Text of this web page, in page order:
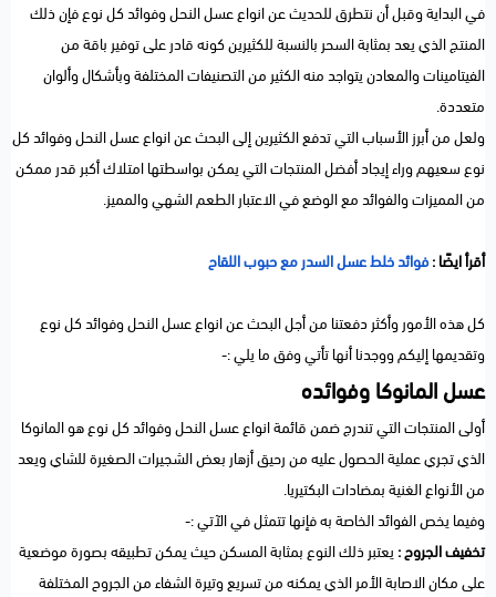
في البداية وقبل أن نتطرق للحديث عن انواع عسل النحل وفوائد كل نوع فإن ذلك
المنتج الذي يعد بمثابة السحر بالنسبة للكثيرين كونه قادر على توفير باقة من
الفيتامينات والمعادن يتواجد منه الكثير من التصنيفات المختلفة وبأشكال وألوان
متعددة.
ولعل من أبرز الأسباب التي تدفع الكثيرين إلى البحث عن انواع عسل النحل وفوائد كل
نوع سعيهم وراء إيجاد أفضل المنتجات التي يمكن بواسطتها امتلاك أكبر قدر ممكن
من المميزات والفوائد مع الوضع في الاعتبار الطعم الشهي والمميز.
أقرأ ايضًا :فوائد خلط عسل السدر مع حبوب اللقاح
كل هذه الأمور وأكثر دفعتنا من أجل البحث عن انواع عسل النحل وفوائد كل نوع
وتقديمها إليكم ووجدنا أنها تأتي وفق ما يلي :-
عسل المانوكا وفوائده
أولى المنتجات التي تندرج ضمن قائمة انواع عسل النحل وفوائد كل نوع هو المانوكا
الذي تجري عملية الحصول عليه من رحيق أزهار بعض الشجيرات الصغيرة للشاي ويعد
من الأنواع الغنية بمضادات البكتيريا.
وفيما يخص الفوائد الخاصة به فإنها تتمثل في الآتي :-
تخفيف الجروح : يعتبر ذلك النوع بمثابة المسكن حيث يمكن تطبيقه بصورة موضعية
على مكان الاصابة الأمر الذي يمكنه من تسريع وتيرة الشفاء من الجروح المختلفة